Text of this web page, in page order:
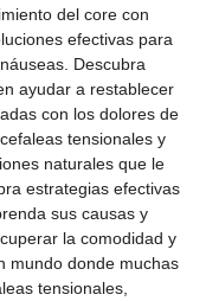
del core con
efectivas para
Descubra
ayudar a restablecer
con los dolores de
tensionales y
naturales que le
estrategias efectivas
sus causas y
la comodidad y
mundo donde muchas
tensionales,